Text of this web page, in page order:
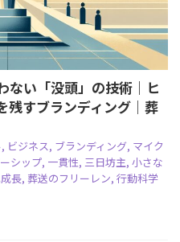
ない「没頭」の技術｜ヒ
残すブランディング｜葬
, ビジネス, ブランディング, マイク
シップ, 一貫性, 三日坊主, 小さな
長, 葬送のフリーレン, 行動科学